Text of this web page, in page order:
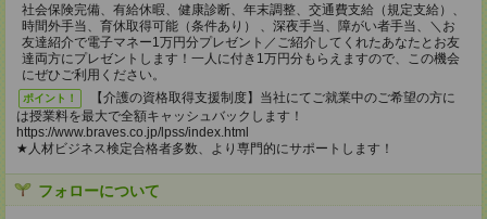
社会保険完備、有給休暇、健康診断、年末調整、交通費支給（規定支給）、
時間外手当、育休取得可能（条件あり） 、深夜手当、障がい者手当、＼お
友達紹介で電子マネー1万円分プレゼント／ご紹介してくれたあなたとお友
達両方にプレゼントします！一人に付き1万円分もらえますので、この機会
にぜひご利用ください。
ポイント！
【介護の資格取得支援制度】当社にてご就業中のご希望の方に
は授業料を最大で全額キャッシュバックします！
https://www.braves.co.jp/lpss/index.html
★人材ビジネス検定合格者多数、より専門的にサポートします！
フォローについて